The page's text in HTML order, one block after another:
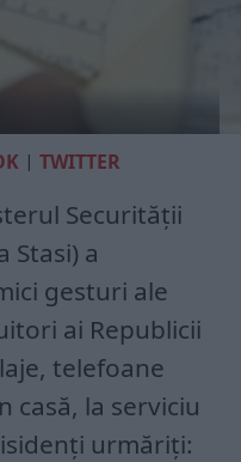
|TWITTER
Securității
Stasi) a
gesturi ale
ai Republicii
telefoane
casă, la serviciu
urmăriți: